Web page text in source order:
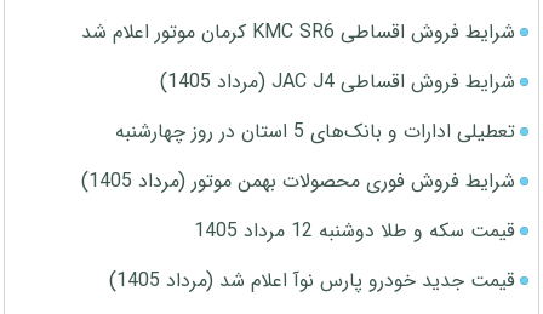
شرایط فروش اقساطی KMC SR6 کرمان موتور اعلام شد
شرایط فروش اقساطی JAC J4 (مرداد 1405)
تعطیلی ادارات و بانک‌های 5 استان در روز چهارشنبه
شرایط فروش فوری محصولات بهمن موتور (مرداد 1405)
قیمت سکه و طلا دوشنبه 12 مرداد 1405
قیمت جدید خودرو پارس نوآ اعلام شد (مرداد 1405)